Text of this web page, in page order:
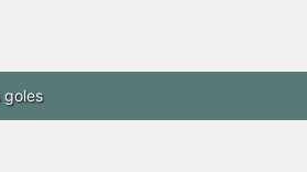
goles